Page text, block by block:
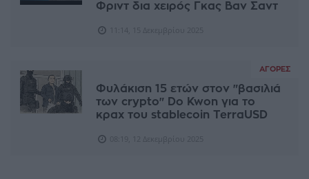
Φριντ δια χειρός Γκας Βαν Σαντ
ΑΓΟΡΈΣ
Φυλάκιση 15 ετών στον "βασιλιά
των crypto" Do Kwon για το
κραχ του stablecoin TerraUSD